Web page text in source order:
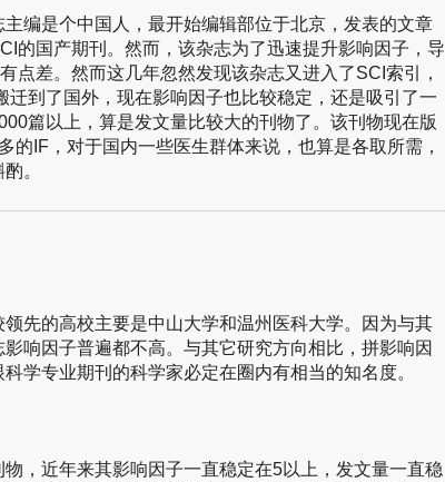
编是个中国人，最开始编辑部位于北京，发表的文章
的国产期刊。然而，该杂志为了迅速提升影响因子，导
点差。然而这几年忽然发现该杂志又进入了SCI索引，
到了国外，现在影响因子也比较稳定，还是吸引了一
篇以上，算是发文量比较大的刊物了。该刊物现在版
的IF，对于国内一些医生群体来说，也算是各取所需，
。
先的高校主要是中山大学和温州医科大学。因为与其
响因子普遍都不高。与其它研究方向相比，拼影响因
学专业期刊的科学家必定在圈内有相当的知名度。
，近年来其影响因子一直稳定在5以上，发文量一直稳